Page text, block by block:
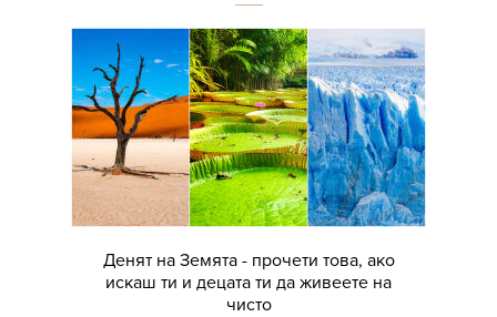
Денят на Земята - прочети това, ако
искаш ти и децата ти да живеете на
чисто